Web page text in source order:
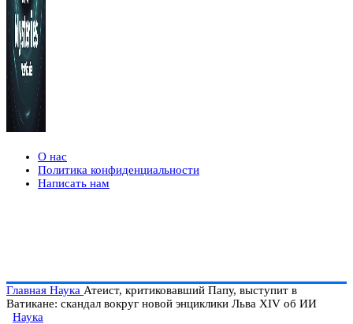
О нас
Политика конфиденциальности
Написать нам
Главная Наука Атеист, критиковавший Папу, выступит в
Ватикане: скандал вокруг новой энциклики Льва XIV об ИИ
Наука